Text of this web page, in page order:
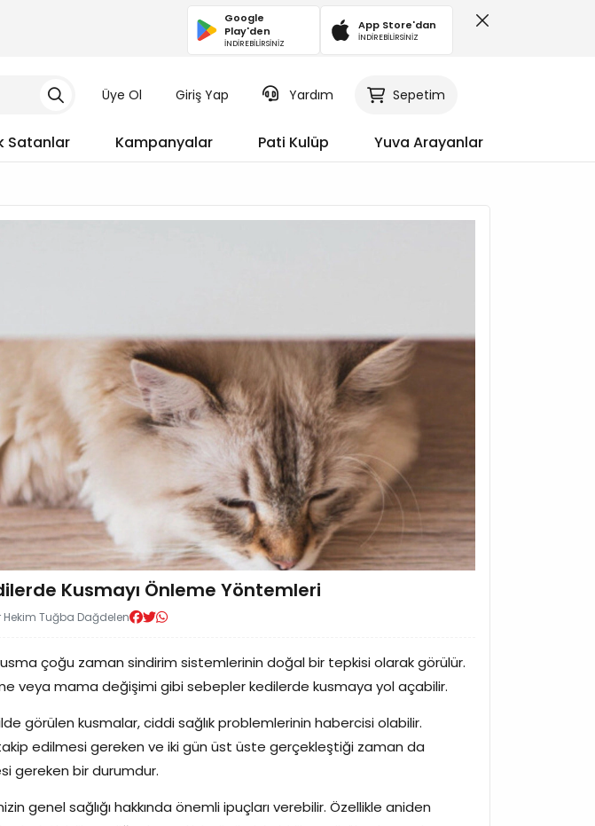
Google
Play'den
İNDİREBİLİRSİNİZ
App Store'dan
İNDİREBİLİRSİNİZ
Üye Ol Giriş Yap Yardım Sepetim
Satanlar Kampanyalar Pati Kulüp Yuva Arayanlar
Kusmayı Önleme Yöntemleri
Hekim Tuğba Dağdelen
çoğu zaman sindirim sistemlerinin doğal bir tepkisi olarak görülür.
veya mama değişimi gibi sebepler kedilerde kusmaya yol açabilir.
görülen kusmalar, ciddi sağlık problemlerinin habercisi olabilir.
edilmesi gereken ve iki gün üst üste gerçekleştiği zaman da
gereken bir durumdur.
genel sağlığı hakkında önemli ipuçları verebilir. Özellikle aniden